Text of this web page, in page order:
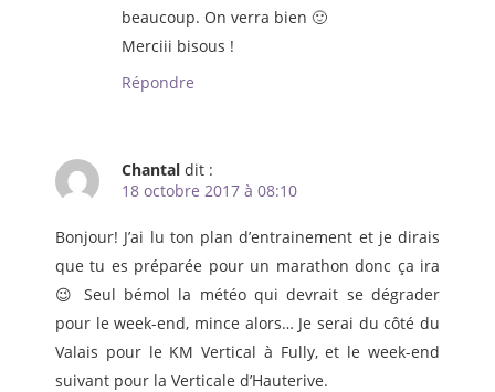
beaucoup. On verra bien 🙂
Merciii bisous !
Répondre
Chantal dit :
18 octobre 2017 à 08:10
Bonjour! J’ai lu ton plan d’entrainement et je dirais
que tu es préparée pour un marathon donc ça ira
😉 Seul bémol la météo qui devrait se dégrader
pour le week-end, mince alors… Je serai du côté du
Valais pour le KM Vertical à Fully, et le week-end
suivant pour la Verticale d’Hauterive.